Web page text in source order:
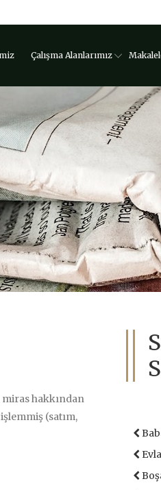
Çalışma Alanlarımız
miras hakkından
(satım,